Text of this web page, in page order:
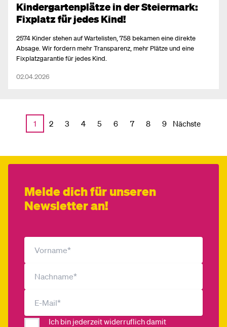
Kindergartenplätze in der Steiermark:
Fixplatz für jedes Kind!
2574 Kinder stehen auf Wartelisten, 758 bekamen eine direkte
Absage. Wir fordern mehr Transparenz, mehr Plätze und eine
Fixplatzgarantie für jedes Kind.
02.04.2026
1 2 3 4 5 6 7 8 9 Nächste
Melde dich für unseren
Newsletter an!
Ich bin jederzeit widerruflich damit